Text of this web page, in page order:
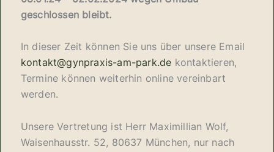
geschlossen bleibt.
In dieser Zeit können Sie uns über unsere Email
kontakt@gynpraxis-am-park.de kontaktieren,
Termine können weiterhin online vereinbart
werden.
Unsere Vertretung ist Herr Maximillian Wolf,
Waisenhausstr. 52, 80637 München, nur nach